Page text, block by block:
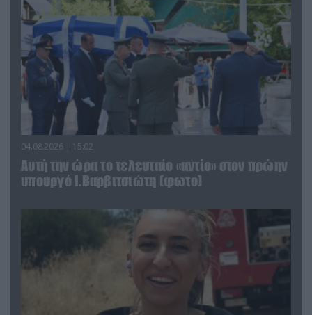
04.08.2026 | 15:02
Αυτή την ώρα το τελευταίο «αντίο» στον πρώην
υπουργό Ι.Βαρβιτσιώτη (φωτο)